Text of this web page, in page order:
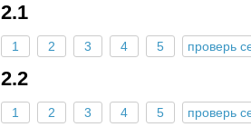
2.1
1 2 3 4 5 проверь
2.2
1 2 3 4 5 проверь